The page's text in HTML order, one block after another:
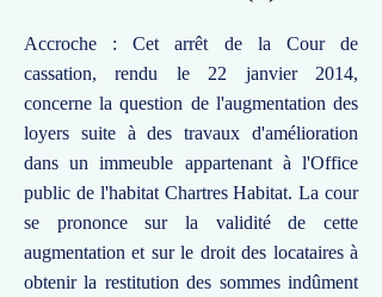
Accroche : Cet arrêt de la Cour de
cassation, rendu le 22 janvier 2014,
concerne la question de l'augmentation des
loyers suite à des travaux d'amélioration
dans un immeuble appartenant à l'Office
public de l'habitat Chartres Habitat. La cour
se prononce sur la validité de cette
augmentation et sur le droit des locataires à
obtenir la restitution des sommes indûment